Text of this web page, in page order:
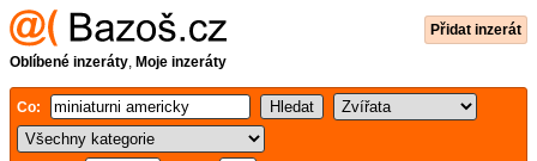
Přidat inzerát
Oblíbené inzeráty, Moje inzeráty
Co: